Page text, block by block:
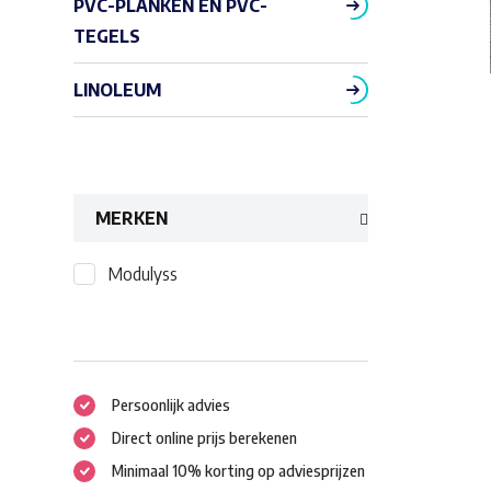
PVC-PLANKEN EN PVC-
TEGELS
LINOLEUM
MERKEN
Modulyss
Persoonlijk advies
Direct online prijs berekenen
Minimaal 10% korting op adviesprijzen